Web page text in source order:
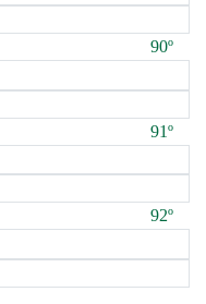
90º
91º
92º